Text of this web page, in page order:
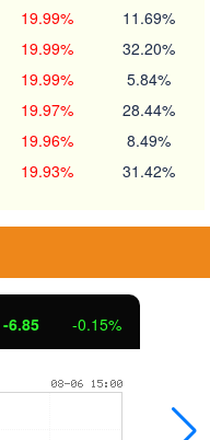
19.99% 11.69%
19.99% 32.20%
19.99% 5.84%
19.97% 28.44%
19.96% 8.49%
19.93% 31.42%
-6.85 -0.15%